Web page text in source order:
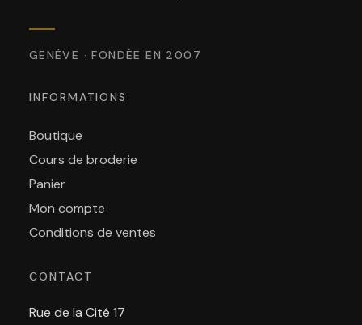
GENÈVE · FONDÉE EN 2007
INFORMATIONS
Boutique
Cours de broderie
Panier
Mon compte
Conditions de ventes
CONTACT
Rue de la Cité 17